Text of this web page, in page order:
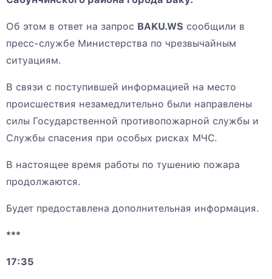
Об этом в ответ на запрос BAKU.WS сообщили в
пресс-службе Министерства по чрезвычайным
ситуациям.
В связи с поступившей информацией на место
происшествия незамедлительно были направлены
силы Государственной противопожарной службы и
Службы спасения при особых рисках МЧС.
В настоящее время работы по тушению пожара
продолжаются.
Будет предоставлена дополнительная информация.
***
17:35